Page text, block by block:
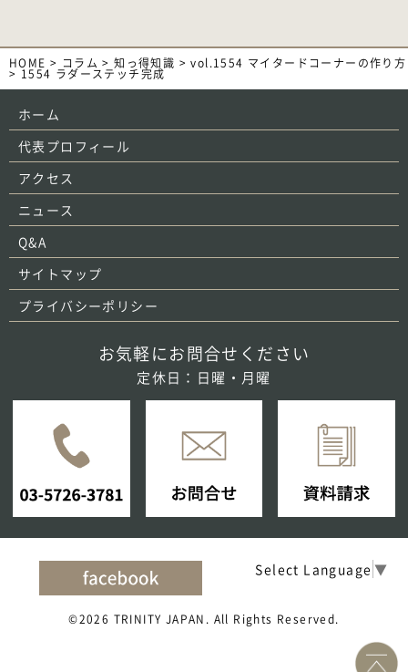
HOME > コラム >知っ得知識 >vol.1554 マイタードコーナーの作り方
> 1554 ラダーステッチ完成
ホーム
代表プロフィール
アクセス
ニュース
Q&A
サイトマップ
プライバシーポリシー
お気軽にお問合せください
定休日：日曜・月曜
Select Language ▼
©2026 TRINITY JAPAN. All Rights Reserved.